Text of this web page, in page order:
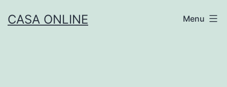
toCASA ONLINE Menu